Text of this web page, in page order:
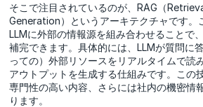
そこで注目されているのが、RAG（
Generation）というアーキテクチャです。
LLMに外部の情報源を組み合わせることで
補完できます。具体的には、LLMが質問に
っての）外部リソースをリアルタイムで読
アウトプットを生成する仕組みです。この
専門性の高い内容、さらには社内の機密情
ります。